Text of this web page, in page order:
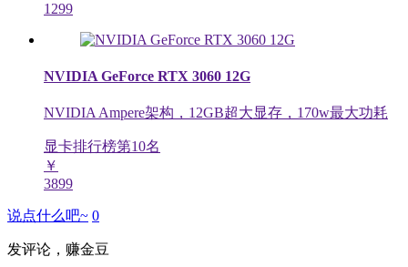
1299
NVIDIA GeForce RTX 3060 12G
NVIDIA Ampere架构，12GB超大显存，170w最大功耗
显卡排行榜第10名
￥
3899
说点什么吧~ 0
发评论，赚金豆